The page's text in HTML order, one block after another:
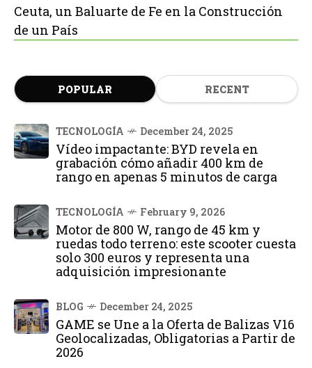
Ceuta, un Baluarte de Fe en la Construcción
de un País
POPULAR RECENT
TECNOLOGÍA December 24, 2025
Vídeo impactante: BYD revela en
grabación cómo añadir 400 km de
rango en apenas 5 minutos de carga
TECNOLOGÍA February 9, 2026
Motor de 800 W, rango de 45 km y
ruedas todo terreno: este scooter cuesta
solo 300 euros y representa una
adquisición impresionante
BLOG December 24, 2025
GAME se Une a la Oferta de Balizas V16
Geolocalizadas, Obligatorias a Partir de
2026